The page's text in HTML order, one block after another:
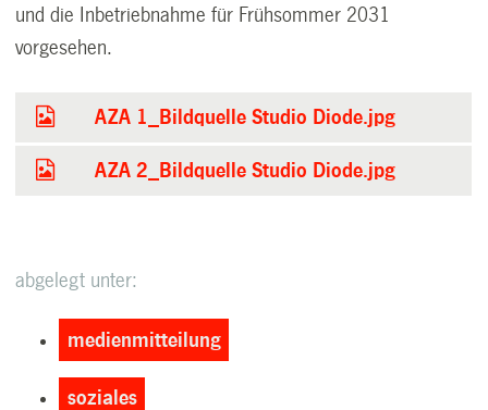
und die Inbetriebnahme für Frühsommer 2031
vorgesehen.
AZA 1_Bildquelle Studio Diode.jpg
AZA 2_Bildquelle Studio Diode.jpg
abgelegt unter:
medienmitteilung
soziales